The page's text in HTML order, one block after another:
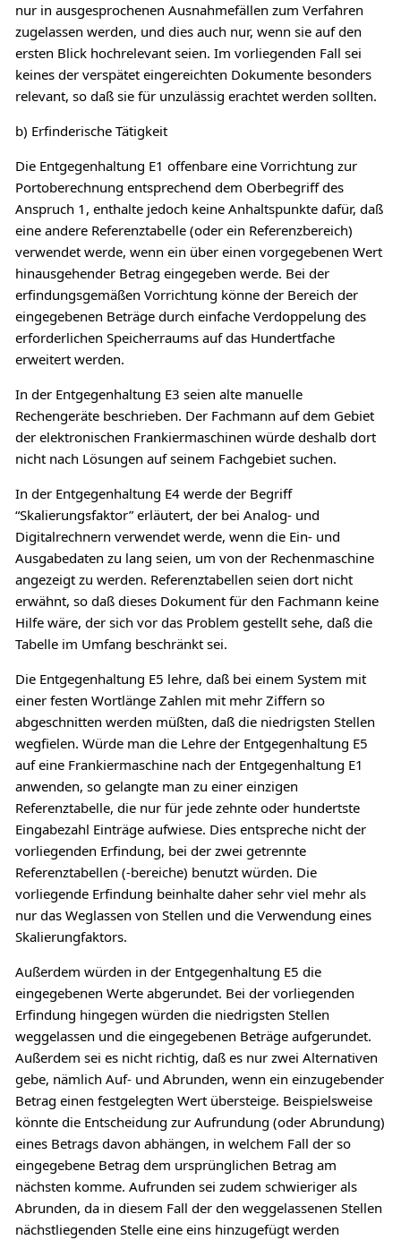
nur in ausgesprochenen Ausnahmefällen zum Verfahren
zugelassen werden, und dies auch nur, wenn sie auf den
ersten Blick hochrelevant seien. Im vorliegenden Fall sei
keines der verspätet eingereichten Dokumente besonders
relevant, so daß sie für unzulässig erachtet werden sollten.
b) Erfinderische Tätigkeit
Die Entgegenhaltung E1 offenbare eine Vorrichtung zur
Portoberechnung entsprechend dem Oberbegriff des
Anspruch 1, enthalte jedoch keine Anhaltspunkte dafür, daß
eine andere Referenztabelle (oder ein Referenzbereich)
verwendet werde, wenn ein über einen vorgegebenen Wert
hinausgehender Betrag eingegeben werde. Bei der
erfindungsgemäßen Vorrichtung könne der Bereich der
eingegebenen Beträge durch einfache Verdoppelung des
erforderlichen Speicherraums auf das Hundertfache
erweitert werden.
In der Entgegenhaltung E3 seien alte manuelle
Rechengeräte beschrieben. Der Fachmann auf dem Gebiet
der elektronischen Frankiermaschinen würde deshalb dort
nicht nach Lösungen auf seinem Fachgebiet suchen.
In der Entgegenhaltung E4 werde der Begriff
“Skalierungsfaktor” erläutert, der bei Analog- und
Digitalrechnern verwendet werde, wenn die Ein- und
Ausgabedaten zu lang seien, um von der Rechenmaschine
angezeigt zu werden. Referenztabellen seien dort nicht
erwähnt, so daß dieses Dokument für den Fachmann keine
Hilfe wäre, der sich vor das Problem gestellt sehe, daß die
Tabelle im Umfang beschränkt sei.
Die Entgegenhaltung E5 lehre, daß bei einem System mit
einer festen Wortlänge Zahlen mit mehr Ziffern so
abgeschnitten werden müßten, daß die niedrigsten Stellen
wegfielen. Würde man die Lehre der Entgegenhaltung E5
auf eine Frankiermaschine nach der Entgegenhaltung E1
anwenden, so gelangte man zu einer einzigen
Referenztabelle, die nur für jede zehnte oder hundertste
Eingabezahl Einträge aufwiese. Dies entspreche nicht der
vorliegenden Erfindung, bei der zwei getrennte
Referenztabellen (-bereiche) benutzt würden. Die
vorliegende Erfindung beinhalte daher sehr viel mehr als
nur das Weglassen von Stellen und die Verwendung eines
Skalierungfaktors.
Außerdem würden in der Entgegenhaltung E5 die
eingegebenen Werte abgerundet. Bei der vorliegenden
Erfindung hingegen würden die niedrigsten Stellen
weggelassen und die eingegebenen Beträge aufgerundet.
Außerdem sei es nicht richtig, daß es nur zwei Alternativen
gebe, nämlich Auf- und Abrunden, wenn ein einzugebender
Betrag einen festgelegten Wert übersteige. Beispielsweise
könnte die Entscheidung zur Aufrundung (oder Abrundung)
eines Betrags davon abhängen, in welchem Fall der so
eingegebene Betrag dem ursprünglichen Betrag am
nächsten komme. Aufrunden sei zudem schwieriger als
Abrunden, da in diesem Fall der den weggelassenen Stellen
nächstliegenden Stelle eine eins hinzugefügt werden